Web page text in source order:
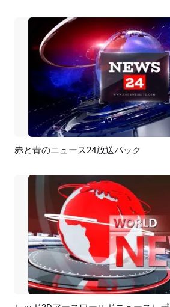
プレビュー
赤と青のニュース24放送パック